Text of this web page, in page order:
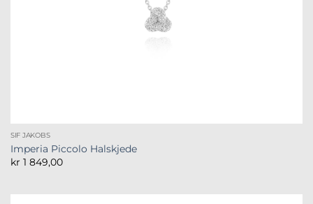
SIF JAKOBS
Imperia Piccolo Halskjede
kr 1 849,00